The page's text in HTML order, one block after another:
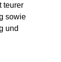
teurer
sowie
und